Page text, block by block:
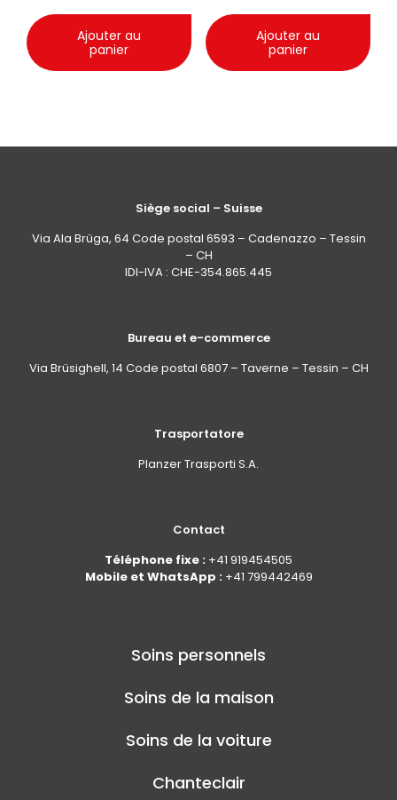
Ajouter au
panier
Ajouter au
panier
Siège social – Suisse
Via Ala Brüga, 64 Code postal 6593 – Cadenazzo – Tessin
– CH
IDI-IVA : CHE-354.865.445
Bureau et e-commerce
Via Brüsighell, 14 Code postal 6807 – Taverne – Tessin – CH
Trasportatore
Planzer Trasporti S.A.
Contact
Téléphone fixe : +41 919454505
Mobile et WhatsApp : +41 799442469
Soins personnels
Soins de la maison
Soins de la voiture
Chanteclair